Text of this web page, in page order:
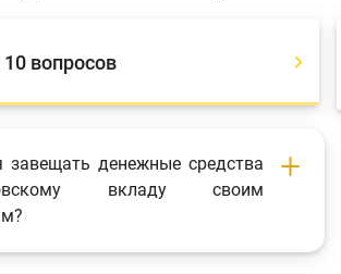
и кредитный калькуляторы
вопросы
10 вопросов
завещать денежные средства
вкладу своим